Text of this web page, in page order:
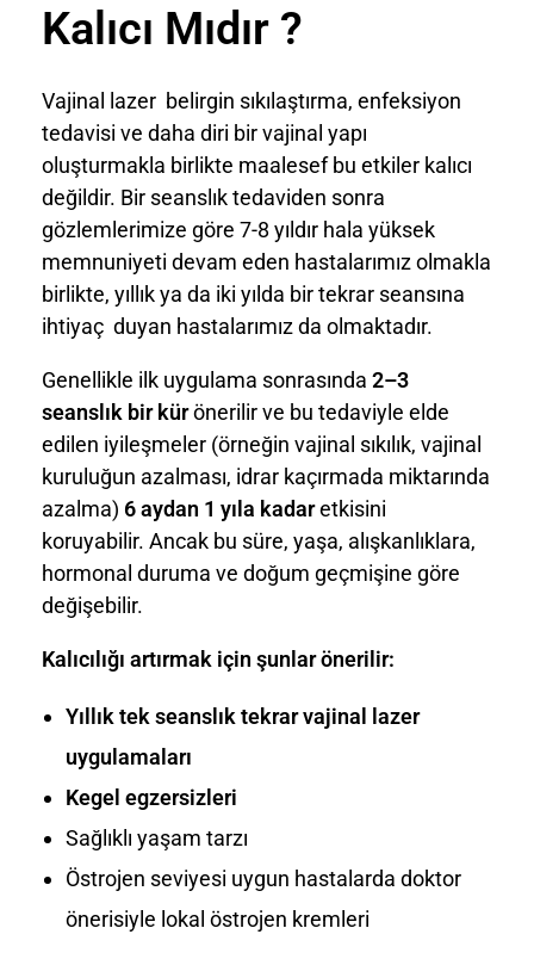
Kalıcı Mıdır ?
Vajinal lazer belirgin sıkılaştırma, enfeksiyon
tedavisi ve daha diri bir vajinal yapı
oluşturmakla birlikte maalesef bu etkiler kalıcı
değildir. Bir seanslık tedaviden sonra
gözlemlerimize göre 7-8 yıldır hala yüksek
memnuniyeti devam eden hastalarımız olmakla
birlikte, yıllık ya da iki yılda bir tekrar seansına
ihtiyaç duyan hastalarımız da olmaktadır.
Genellikle ilk uygulama sonrasında 2–3
seanslık bir kürönerilir ve bu tedaviyle elde
edilen iyileşmeler (örneğin vajinal sıkılık, vajinal
kuruluğun azalması, idrar kaçırmada miktarında
azalma) 6 aydan 1 yıla kadaretkisini
koruyabilir. Ancak bu süre, yaşa, alışkanlıklara,
hormonal duruma ve doğum geçmişine göre
değişebilir.
Kalıcılığı artırmak için şunlar önerilir:
Yıllık tek seanslık tekrar vajinal lazer
uygulamaları
Kegel egzersizleri
Sağlıklı yaşam tarzı
Östrojen seviyesi uygun hastalarda doktor
önerisiyle lokal östrojen kremleri